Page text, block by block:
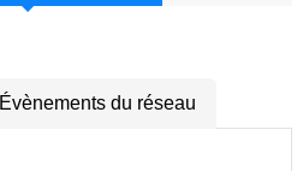
Évènements du réseau